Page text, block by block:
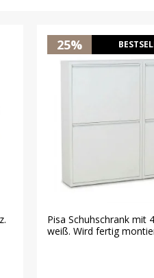
25%
Pisa Schuhschrank mit
weiß. Wird fertig